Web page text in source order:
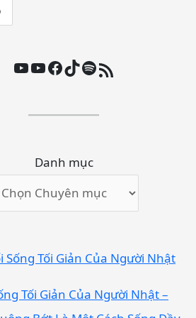
Youtube
Youtube
Facebook
TikTok
Spotify
Nguồn cấp RSS
Danh mục
Tối Giản Của Người Nhật –